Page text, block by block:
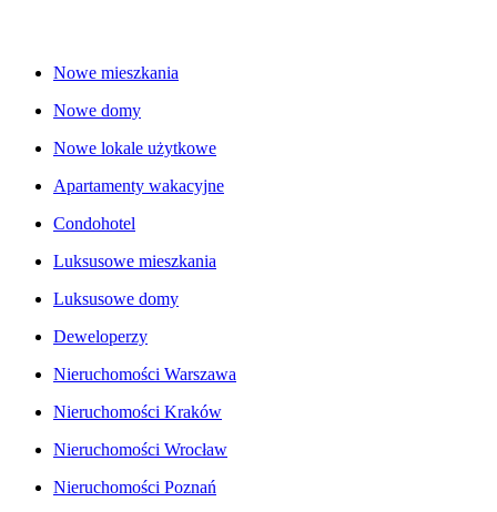
Nowe mieszkania
Nowe domy
Nowe lokale użytkowe
Apartamenty wakacyjne
Condohotel
Luksusowe mieszkania
Luksusowe domy
Deweloperzy
Nieruchomości Warszawa
Nieruchomości Kraków
Nieruchomości Wrocław
Nieruchomości Poznań